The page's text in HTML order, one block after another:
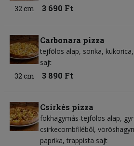
32 cm 3 690 Ft
Carbonara pizza
tejfölös alap sonka kukorica
sajt
32 cm
3 890 Ft
Csirkés pizza
fokhagymás-tejfölös alap
csirkecombfiléből
paprika trappista sajt